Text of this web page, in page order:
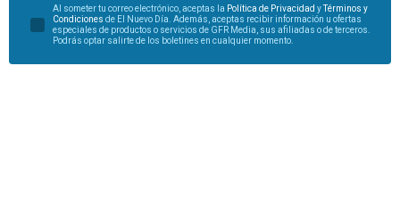
Al someter tu correo electrónico, aceptas la Política de Privacidad yTérminos y
Condiciones de El Nuevo Día. Además, aceptas recibir información u ofertas
especiales de productos o servicios de GFR Media, sus afiliadas o de terceros.
Podrás optar salirte de los boletines en cualquier momento.